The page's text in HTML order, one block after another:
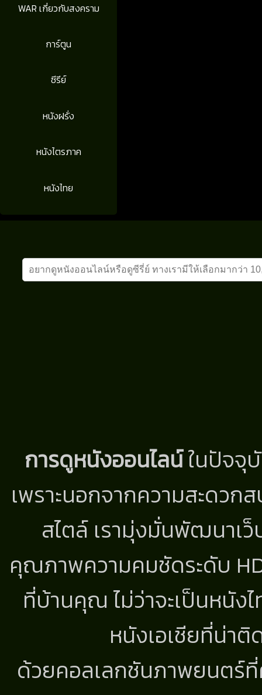
WAR เกี่ยวกับสงคราม
การ์ตูน
ซีรีย์
หนังฝรั่ง
หนังไตรภาค
หนังไทย
การดูหนังออนไลน์ในปัจจุ
เพราะนอกจากความสะดว
สไตล์ เรามุ่งมั่นพัฒนาเ
คุณภาพความคมชัดระดับ
ที่บ้านคุณ ไม่ว่าจะเป็นหนั
หนังเอเชียที่น่า
ด้วยคอลเลกชันภาพยนตร์